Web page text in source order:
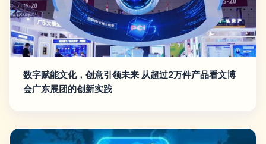
数字赋能文化，创意引领未来 从超过2万件产品看文博
会广东展团的创新实践